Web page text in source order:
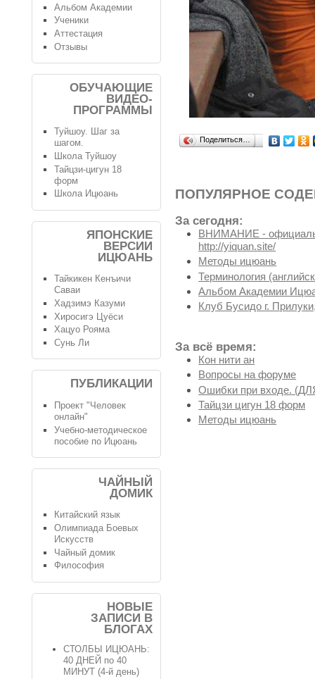
Поделиться…
ПОПУЛЯРНОЕ
За сегодня:
ВНИМАНИЕ -
http://yiquan.site/
Методы ицюань
Терминология
Альбом Академии
Клуб Бусидо г.
За всё время:
Кон нити ан
Вопросы на форуме
Ошибки при входе.
Тайцзи цигун 18 форм
Методы ицюань
Альбом Академии
Ученики
Аттестация
Отзывы
ОБУЧАЮЩИЕ
ВИДЕО-
ПРОГРАММЫ
Туйшоу. Шаг за
шагом.
Школа Туйшоу
Тайцзи-цигун 18
форм
Школа Ицюань
ЯПОНСКИЕ
ВЕРСИИ
ИЦЮАНЬ
Тайкикен Кенъичи
Саваи
Хадзимэ Казуми
Хиросигэ Цуёси
Хацуо Рояма
Сунь Ли
ПУБЛИКАЦИИ
Проект "Человек
онлайн"
Учебно-методическое
пособие по Ицюань
ЧАЙНЫЙ
ДОМИК
Китайский язык
Олимпиада Боевых
Искусств
Чайный домик
Философия
НОВЫЕ
ЗАПИСИ В
БЛОГАХ
СТОЛБЫ ИЦЮАНЬ:
40 ДНЕЙ по 40
МИНУТ (4-й день)